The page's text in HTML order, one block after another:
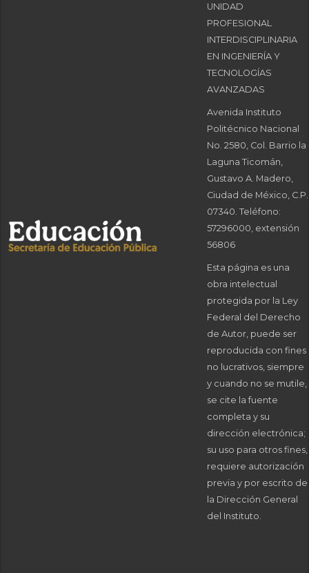
UNIDAD
PROFESIONAL
INTERDISCIPLINARIA
EN INGENIERÍA Y
TECNOLOGÍAS
AVANZADAS
Avenida Instituto
Politécnico Nacional
No. 2580, Col. Barrio la
Laguna Ticomán,
Gustavo A. Madero,
Ciudad de México, C.P.
07340. Teléfono:
57296000, extensión
56806
Esta página es una
obra intelectual
protegida por la Ley
Federal del Derecho
de Autor, puede ser
reproducida con fines
no lucrativos, siempre
y cuando no se mutile,
se cite la fuente
completa y su
dirección electrónica;
su uso para otros fines,
requiere autorización
previa y por escrito de
la Dirección General
del Instituto.